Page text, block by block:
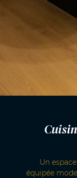
Un
équipée